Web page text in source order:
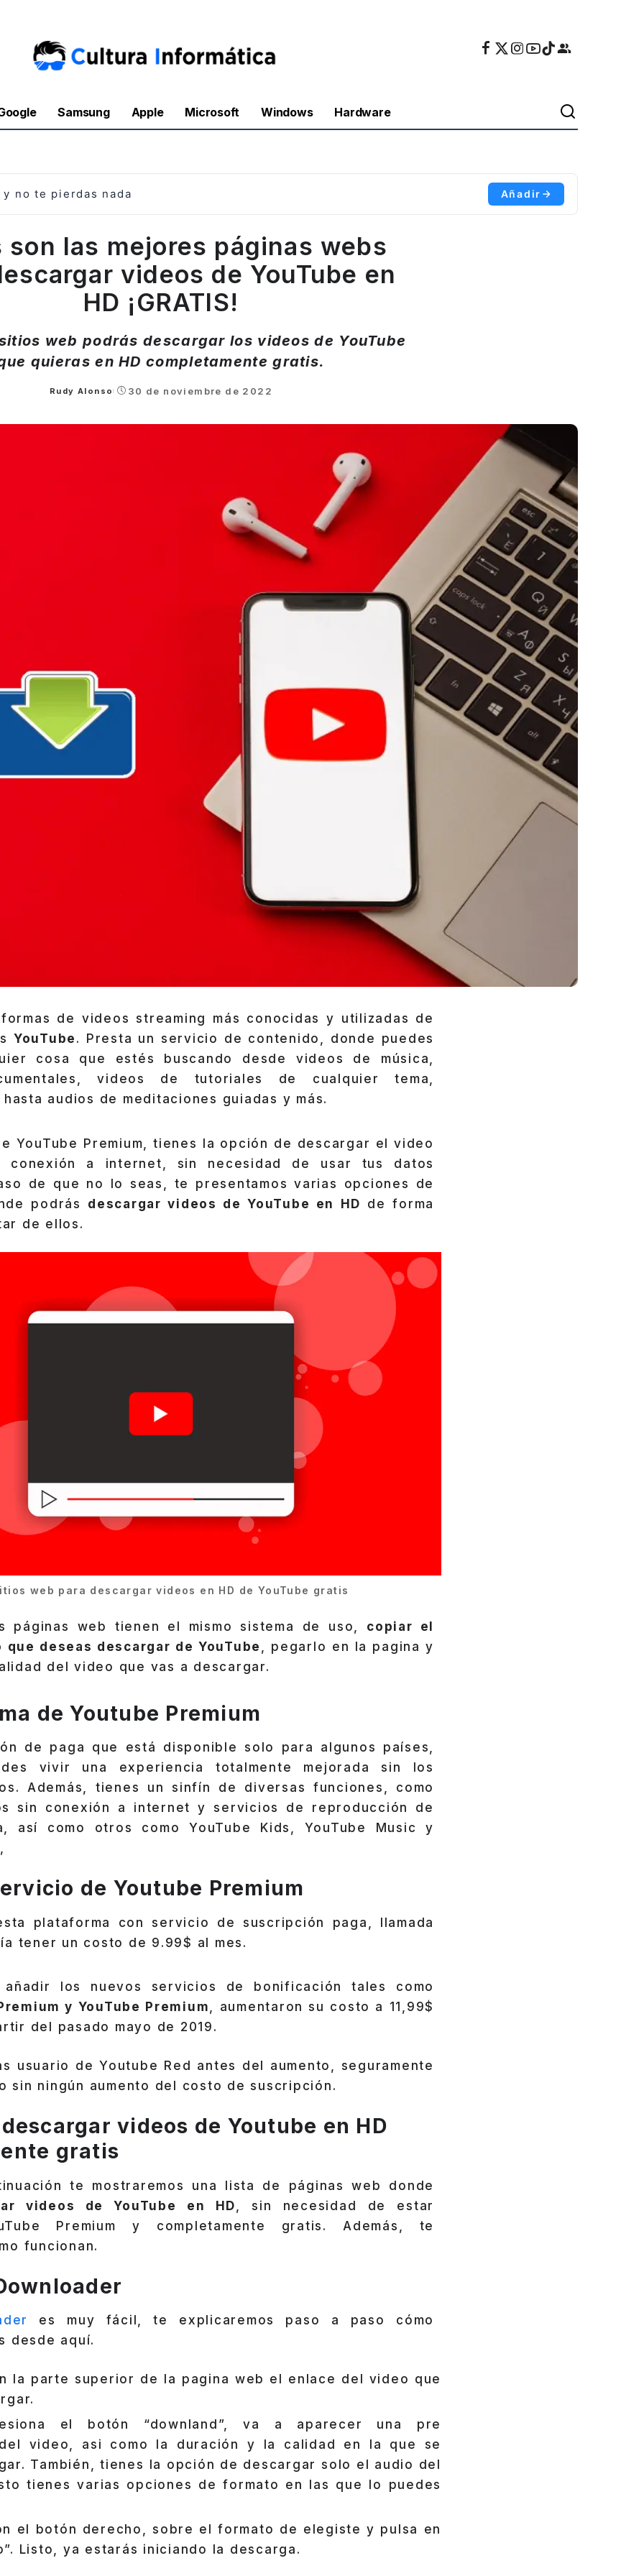
Samsung Apple Microsoft Windows Hardware
y no te pierdas nada Añadir
son las mejores páginas webs
videos de YouTube en
HD ¡GRATIS!
web podrás descargar los videos de YouTube
quieras en HD completamente gratis.
Posted
Rudy Alonso 30 de noviembre de 2022
de videos streaming más conocidas y utilizadas de
YouTube . Presta un servicio de contenido, donde puedes
cosa que estés buscando desde videos de música,
videos de tutoriales de cualquier tema,
audios de meditaciones guiadas y más.
YouTube Premium, tienes la opción de descargar el video
conexión a internet, sin necesidad de usar tus datos
de que no lo seas, te presentamos varias opciones de
podrás descargar videos de YouTube en HD de forma
de ellos.
web para descargar videos en HD de YouTube gratis
páginas web tienen el mismo sistema de uso, copiar el
deseas descargar de YouTube , pegarlo en la pagina y
del video que vas a descargar.
de Youtube Premium
de paga que está disponible solo para algunos países,
vivir una experiencia totalmente mejorada sin los
Además, tienes un sinfín de diversas funciones, como
sin conexión a internet y servicios de reproducción de
así como otros como YouTube Kids, YouTube Music y
de Youtube Premium
plataforma con servicio de suscripción paga, llamada
tener un costo de 9.99$ al mes.
los nuevos servicios de bonificación tales como
y YouTube Premium, aumentaron su costo a 11,99$
del pasado mayo de 2019.
usuario de Youtube Red antes del aumento, seguramente
sin ningún aumento del costo de suscripción.
videos de Youtube en HD
gratis
te mostraremos una lista de páginas web donde
videos de YouTube en HD , sin necesidad de estar
Premium y completamente gratis. Además, te
funcionan.
es muy fácil, te explicaremos paso a paso cómo
desde aquí.
la parte superior de la pagina web el enlace del video que
el botón “downland”, va a aparecer una pre
video, asi como la duración y la calidad en la que se
También, tienes la opción de descargar solo el audio del
tienes varias opciones de formato en las que lo puedes
el botón derecho, sobre el formato de elegiste y pulsa en
Listo, ya estarás iniciando la descarga.